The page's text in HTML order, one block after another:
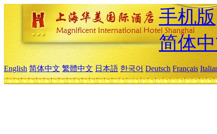
手机版
简体
English 简体中文 繁體中文 日本語 한국어 Deutsch Français